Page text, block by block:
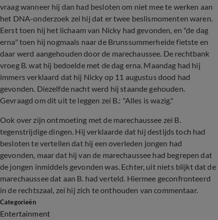
vraag wanneer hij dan had besloten om niet mee te werken aan
het DNA-onderzoek zei hij dat er twee beslismomenten waren.
Eerst toen hij het lichaam van Nicky had gevonden, en "de dag
erna" toen hij nogmaals naar de Brunssummerheide fietste en
daar werd aangehouden door de marechaussee. De rechtbank
vroeg B. wat hij bedoelde met de dag erna. Maandag had hij
immers verklaard dat hij Nicky op 11 augustus dood had
gevonden. Diezelfde nacht werd hij staande gehouden.
Gevraagd om dit uit te leggen zei B.: "Alles is wazig."
Ook over zijn ontmoeting met de marechaussee zei B.
tegenstrijdige dingen. Hij verklaarde dat hij destijds toch had
besloten te vertellen dat hij een overleden jongen had
gevonden, maar dat hij van de marechaussee had begrepen dat
de jongen inmiddels gevonden was. Echter, uit niets blijkt dat de
marechaussee dat aan B. had verteld. Hiermee geconfronteerd
in de rechtszaal, zei hij zich te onthouden van commentaar.
Categorieën
Entertainment